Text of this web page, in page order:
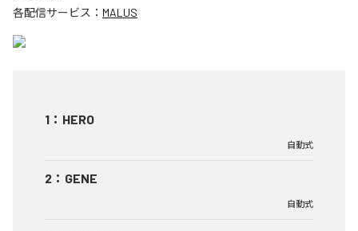
各配信サービス： MALUS
1 ： HERO
自動式
2 ： GENE
自動式